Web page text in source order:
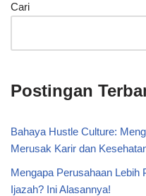
Cari
Postingan
Bahaya Hustle Culture:
Merusak Karir dan
Mengapa Perusahaan Lebih
Ijazah? Ini Alasannya!